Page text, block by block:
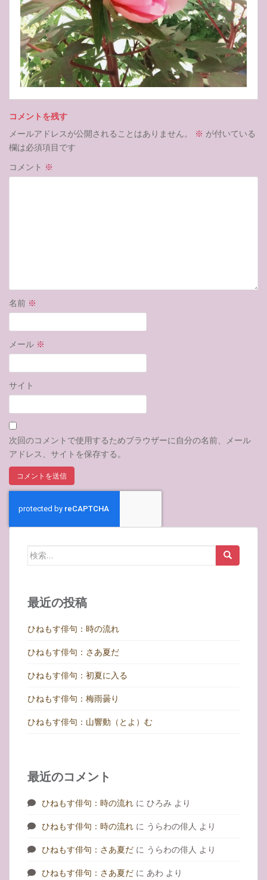
コメントを残す
メールアドレスが公開されることはありません。
※ が付いている
欄は必須項目です
コメント ※
名前 ※
メール ※
サイト
次回のコメントで使用するためブラウザーに自分の名前、メール
アドレス、サイトを保存する。
検
最近の投稿
ひねもす俳句：時の流れ
ひねもす俳句：さあ夏だ
ひねもす俳句：初夏に入る
ひねもす俳句：梅雨曇り
ひねもす俳句：山響動（とよ）む
最近のコメント
ひねもす俳句：時の流れ に ひろみ より
ひねもす俳句：時の流れ に うらわの俳人 より
ひねもす俳句：さあ夏だ に うらわの俳人 より
ひねもす俳句：さあ夏だ に あわ より